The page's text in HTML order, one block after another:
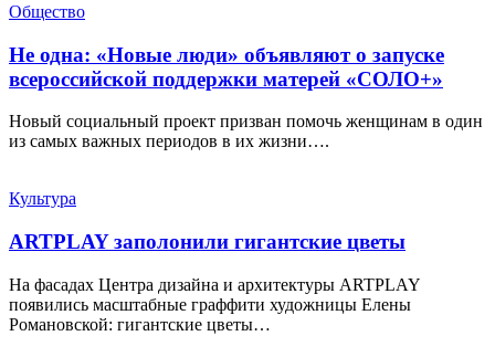
Общество
Не одна: «Новые люди» объявляют о запуске
всероссийской поддержки матерей «СОЛО+»
Новый социальный проект призван помочь женщинам в один
из самых важных периодов в их жизни….
Культура
ARTPLAY заполонили гигантские цветы
На фасадах Центра дизайна и архитектуры ARTPLAY
появились масштабные граффити художницы Елены
Романовской: гигантские цветы…